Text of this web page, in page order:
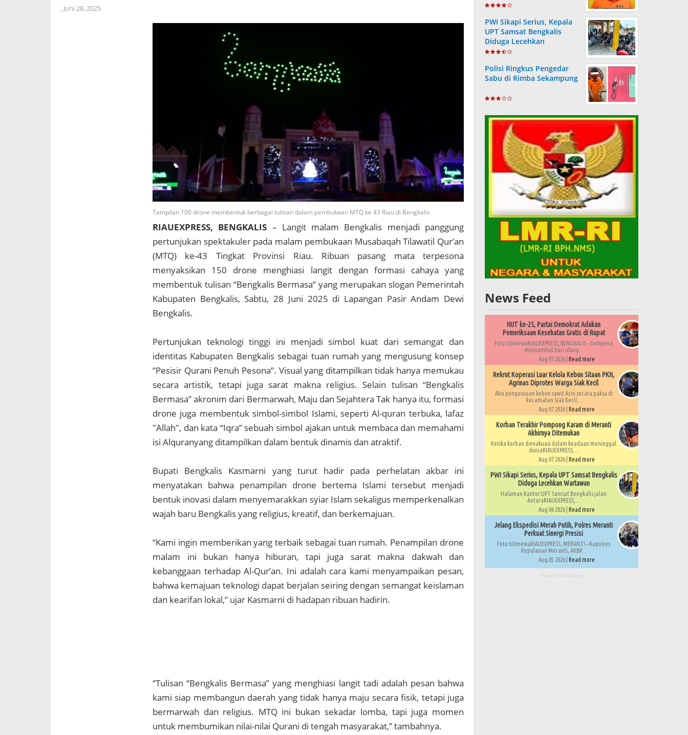
, Juni 28, 2025
Tampilan 100 drone membentuk berbagai tulisan dalam pembukaan MTQ ke 43 Riau di Bengkalis
RIAUEXPRESS, BENGKALIS – Langit malam Bengkalis menjadi panggung
pertunjukan spektakuler pada malam pembukaan Musabaqah Tilawatil Qur’an
(MTQ) ke-43 Tingkat Provinsi Riau. Ribuan pasang mata terpesona
menyaksikan 150 drone menghiasi langit dengan formasi cahaya yang
membentuk tulisan “Bengkalis Bermasa” yang merupakan slogan Pemerintah
Kabupaten Bengkalis, Sabtu, 28 Juni 2025 di Lapangan Pasir Andam Dewi
Bengkalis.
Pertunjukan teknologi tinggi ini menjadi simbol kuat dari semangat dan
identitas Kabupaten Bengkalis sebagai tuan rumah yang mengusung konsep
“Pesisir Qurani Penuh Pesona”. Visual yang ditampilkan tidak hanya memukau
secara artistik, tetapi juga sarat makna religius. Selain tulisan “Bengkalis
Bermasa” akronim dari Bermarwah, Maju dan Sejahtera Tak hanya itu, formasi
drone juga membentuk simbol-simbol Islami, seperti Al-quran terbuka, lafaz
"Allah", dan kata “Iqra” sebuah simbol ajakan untuk membaca dan memahami
isi Alquranyang ditampilkan dalam bentuk dinamis dan atraktif.
Bupati Bengkalis Kasmarni yang turut hadir pada perhelatan akbar ini
menyatakan bahwa penampilan drone bertema Islami tersebut menjadi
bentuk inovasi dalam menyemarakkan syiar Islam sekaligus memperkenalkan
wajah baru Bengkalis yang religius, kreatif, dan berkemajuan.
“Kami ingin memberikan yang terbaik sebagai tuan rumah. Penampilan drone
malam ini bukan hanya hiburan, tapi juga sarat makna dakwah dan
kebanggaan terhadap Al-Qur’an. Ini adalah cara kami menyampaikan pesan,
bahwa kemajuan teknologi dapat berjalan seiring dengan semangat keislaman
dan kearifan lokal,” ujar Kasmarni di hadapan ribuan hadirin.
“Tulisan “Bengkalis Bermasa” yang menghiasi langit tadi adalah pesan bahwa
kami siap membangun daerah yang tidak hanya maju secara fisik, tetapi juga
bermarwah dan religius. MTQ ini bukan sekadar lomba, tapi juga momen
untuk membumikan nilai-nilai Qurani di tengah masyarakat,” tambahnya.
PWI Sikapi Serius, Kepala
UPT Samsat Bengkalis
Diduga Lecehkan
Wartawan
Polisi Ringkus Pengedar
Sabu di Rimba Sekampung
News Feed
HUT ke-25, Partai Demokrat Adakan
Pemeriksaan Kesehatan Gratis di Rupat
Foto IstimewaRIAUEXPRESS, BENGKALIS - Sempena
menyambut hari ulang...
Aug 07 2026 | Read more
Rekrut Koperasi Luar Kelola Kebun Sitaan PKH,
Agrinas Diprotes Warga Siak Kecil
Aksi penguasaan kebun sawit Acin secara paksa di
kecamatan Siak Kecil...
Aug 07 2026 | Read more
Korban Terakhir Pompong Karam di Meranti
Akhirnya Ditemukan
Ketika korban dievakuasi dalam keadaan meninggal
duniaRIAUEXPRESS,...
Aug 07 2026 | Read more
PWI Sikapi Serius, Kepala UPT Samsat Bengkalis
Diduga Lecehkan Wartawan
Halaman Kantor UPT Samsat Bengkalis jalan
AntaraRIAUEXPRESS,...
Aug 06 2026 | Read more
Jelang Ekspedisi Merah Putih, Polres Meranti
Perkuat Sinergi Presisi
Foto IstimewaRIAUEXPRESS, MERANTI – Kapolres
Kepulauan Meranti, AKBP...
Aug 05 2026 | Read more
Recent Posts Widget